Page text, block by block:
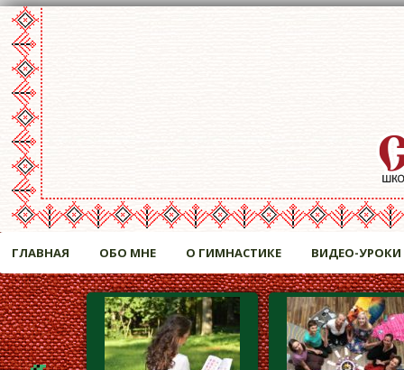
ГЛАВНАЯ ОБО МНЕ О ГИМНАСТИКЕ ВИДЕО-УРОКИ